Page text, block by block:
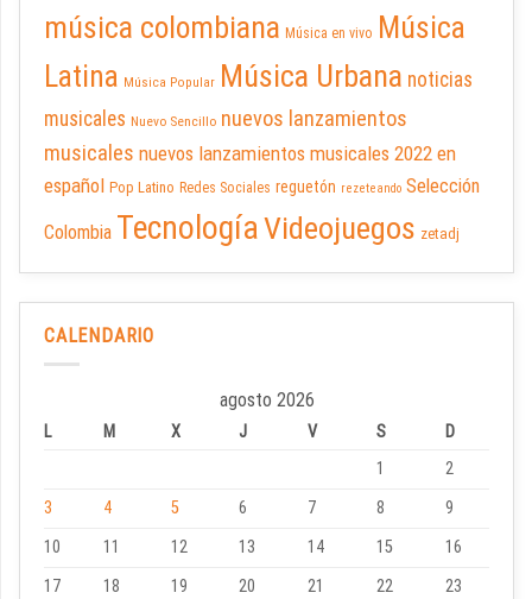
música colombiana Música en vivo Música
Latina Música Popular Música Urbana noticias
musicales Nuevo Sencillo nuevos lanzamientos
musicales nuevos lanzamientos musicales 2022 en
español Pop Latino Redes Sociales reguetón rezeteando Selección
Colombia TecnologíaVideojuegos zetadj
CALENDARIO
agosto 2026
L M X J V S
D
1
2
3
4 5 6 7 8
9
10
11 12 13 14 15
16
17
18 19 20 21 22
23